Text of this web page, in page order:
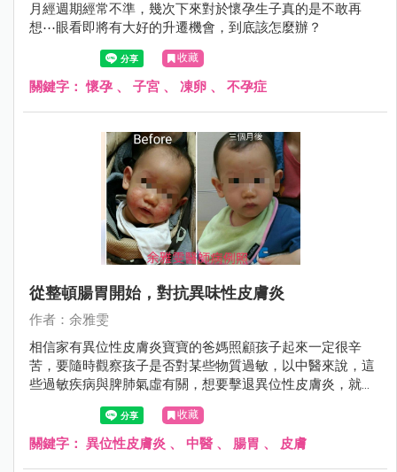
月經週期經常不準，幾次下來對於懷孕生子真的是不敢再
想⋯眼看即將有大好的升遷機會，到底該怎麼辦？
收藏
關鍵字：懷孕 、 子宮 、 凍卵 、 不孕症
從整頓腸胃開始，對抗異味性皮膚炎
作者：余雅雯
相信家有異位性皮膚炎寶寶的爸媽照顧孩子起來一定很辛
苦，要隨時觀察孩子是否對某些物質過敏，以中醫來說，這
些過敏疾病與脾肺氣虛有關，想要擊退異位性皮膚炎，就要
從照顧腸胃做起，附上一張近日診療的一名小男童，經過3
個月的持續追蹤治療，皮膚改善許多。
收藏
關鍵字： 異位性皮膚炎 、 中醫 、 腸胃 、 皮膚